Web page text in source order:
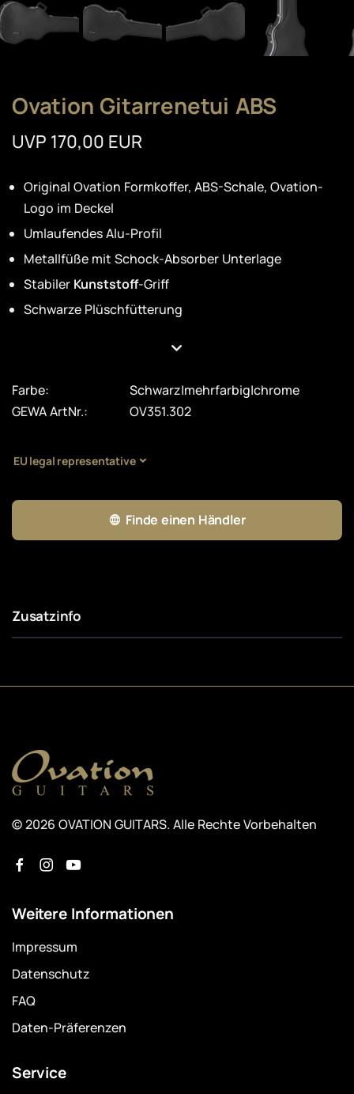
Ovation Gitarrenetui ABS
UVP 170,00 EUR
Original Ovation Formkoffer, ABS-Schale, Ovation-
Logo im Deckel
Umlaufendes Alu-Profil
Metallfüße mit Schock-Absorber Unterlage
Stabiler Kunststoff-Griff
Schwarze Plüschfütterung
Farbe:
Schwarz|mehrfarbig|chrome
GEWA ArtNr.:
OV351.302
EU legal representative
Finde einen Händler
Zusatzinfo
© 2026 OVATION GUITARS. Alle Rechte Vorbehalten
Weitere Informationen
Impressum
Datenschutz
FAQ
Daten-Präferenzen
Service